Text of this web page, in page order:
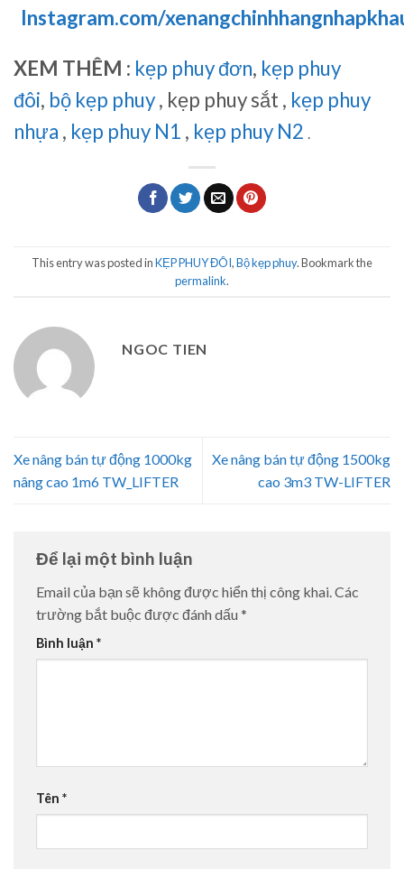
Instagram.com/
XEM THÊM : kẹp phuy đơn, kẹp phuy
đôi, bộ kẹp phuy, kẹp phuy sắt , kẹp phuy
nhựa , kẹp phuy N1 , kẹp phuy N2 .
This entry was posted inKẸP PHUY ĐÔI,Bộ kẹp phuy. Bookmark the
permalink.
NGOC TIEN
Xe nâng bán tự động 1000kg
nâng cao 1m6 TW_LIFTER
Xe nâng bán tự động 1500kg
cao 3m3 TW-LIFTER
Để lại một bình luận
Email của bạn sẽ không được hiển thị công khai.Các
trường bắt buộc được đánh dấu *
Bình luận *
Tên *